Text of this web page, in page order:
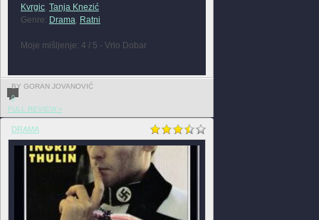
Kvrgic, Tanja Knezić
Genre: Drama Ratni
Moje mišljenje: 4 / 5 - Vrlo Dobar
BY GORAN JOVANOVIĆ
0
FULL REVIEW »
DRAMA